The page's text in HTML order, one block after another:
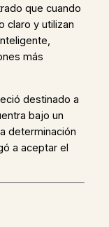
que cuando
claro y utilizan
más
destinado a
bajo un
determinación
a aceptar el